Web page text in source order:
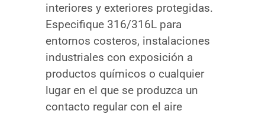
interiores y exteriores protegidas.
Especifique 316/316L para
entornos costeros, instalaciones
industriales con exposición a
productos químicos o cualquier
lugar en el que se produzca un
contacto regular con el aire